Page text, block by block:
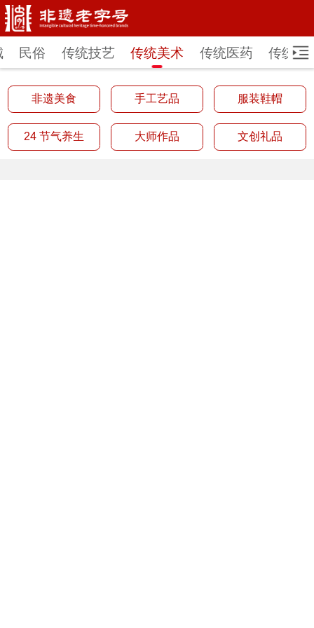
民俗 传统技艺 传统美术 传统医药 传统戏
非遗美食 手工艺品 服装鞋帽
24 节气养生 大师作品 文创礼品